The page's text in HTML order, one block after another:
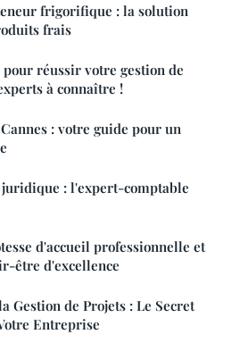
frigorifique : la solution
frais
réussir votre gestion de
à connaître !
: votre guide pour un
juridique : l'expert-comptable
d'accueil professionnelle et
être d'excellence
Gestion de Projets : Le Secret
Entreprise